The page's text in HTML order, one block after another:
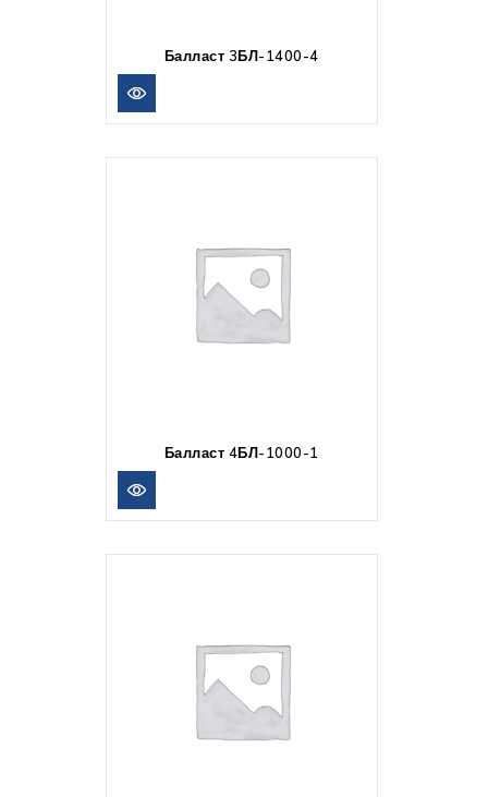
Балласт 3БЛ-1400-4
Балласт 4БЛ-1000-1